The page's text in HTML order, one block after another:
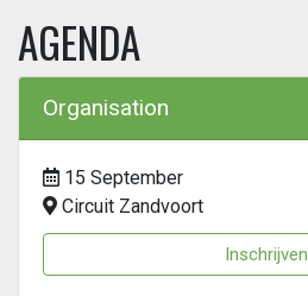
AGENDA
Organisation
15 September
Circuit Zandvoort
Inschrijven